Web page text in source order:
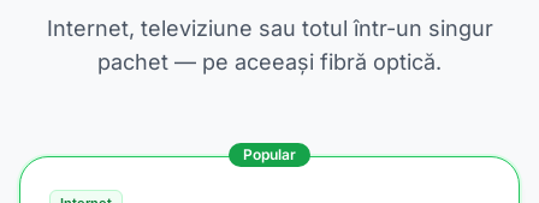
Internet, televiziune sau totul într-un singur
pachet — pe aceeași fibră optică.
Popular